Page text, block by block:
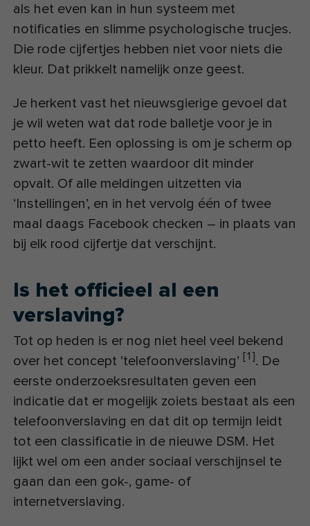
als het even kan in hun systeem met
notificaties en slimme psychologische trucjes.
Die rode cijfertjes hebben niet voor niets die
kleur. Dat prikkelt namelijk onze geest.
Je herkent vast het nieuwsgierige gevoel dat
je wil weten wat dat rode balletje voor je in
petto heeft. Een oplossing is om je scherm op
zwart-wit te zetten waardoor dit minder
opvalt. Of alle meldingen uitzetten via
‘Instellingen’, en in het vervolg één of twee
maal daags Facebook checken – in plaats van
bij elk rood cijfertje dat verschijnt.
Is het officieel al een
verslaving?
Tot op heden is er nog niet heel veel bekend
over het concept ’telefoonverslaving’ [1]. De
eerste onderzoeksresultaten geven een
indicatie dat er mogelijk zoiets bestaat als een
telefoonverslaving en dat dit op termijn leidt
tot een classificatie in de nieuwe DSM. Het
lijkt wel om een ander sociaal verschijnsel te
gaan dan een gok-, game- of
internetverslaving.